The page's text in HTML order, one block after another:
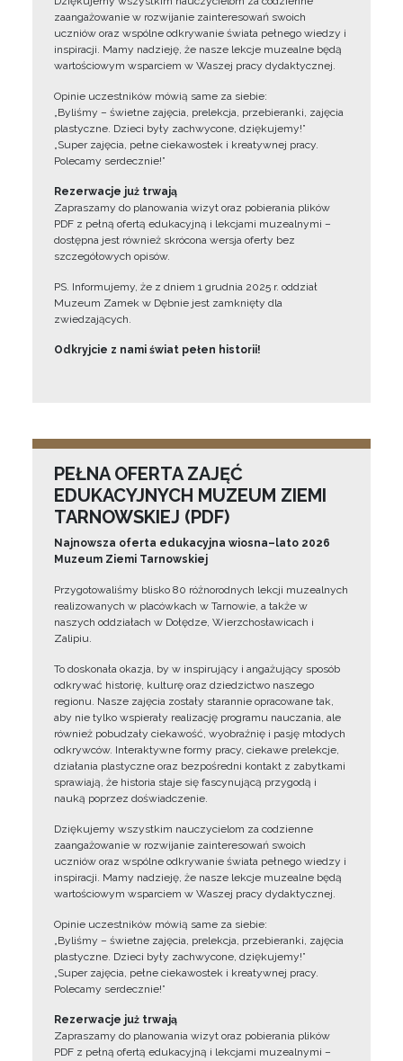
zaangażowanie w rozwijanie zainteresowań swoich
uczniów oraz wspólne odkrywanie świata pełnego wiedzy i
inspiracji. Mamy nadzieję, że nasze lekcje muzealne będą
wartościowym wsparciem w Waszej pracy dydaktycznej.
Opinie uczestników mówią same za siebie:
„Byliśmy – świetne zajęcia, prelekcja, przebieranki, zajęcia
plastyczne. Dzieci były zachwycone, dziękujemy!”
„Super zajęcia, pełne ciekawostek i kreatywnej pracy.
Polecamy serdecznie!”
Rezerwacje już trwają
Zapraszamy do planowania wizyt oraz pobierania plików
PDF z pełną ofertą edukacyjną i lekcjami muzealnymi –
dostępna jest również skrócona wersja oferty bez
szczegółowych opisów.
PS. Informujemy, że z dniem 1 grudnia 2025 r. oddział
Muzeum Zamek w Dębnie jest zamknięty dla
zwiedzających.
Odkryjcie z nami świat pełen historii!
PEŁNA OFERTA ZAJĘĆ
EDUKACYJNYCH MUZEUM ZIEMI
TARNOWSKIEJ (PDF)
Najnowsza oferta edukacyjna wiosna–lato 2026
Muzeum Ziemi Tarnowskiej
Przygotowaliśmy blisko 80 różnorodnych lekcji muzealnych
realizowanych w placówkach w Tarnowie, a także w
naszych oddziałach w Dołędze, Wierzchosławicach i
Zalipiu.
To doskonała okazja, by w inspirujący i angażujący sposób
odkrywać historię, kulturę oraz dziedzictwo naszego
regionu. Nasze zajęcia zostały starannie opracowane tak,
aby nie tylko wspierały realizację programu nauczania, ale
również pobudzały ciekawość, wyobraźnię i pasję młodych
odkrywców. Interaktywne formy pracy, ciekawe prelekcje,
działania plastyczne oraz bezpośredni kontakt z zabytkami
sprawiają, że historia staje się fascynującą przygodą i
nauką poprzez doświadczenie.
Dziękujemy wszystkim nauczycielom za codzienne
zaangażowanie w rozwijanie zainteresowań swoich
uczniów oraz wspólne odkrywanie świata pełnego wiedzy i
inspiracji. Mamy nadzieję, że nasze lekcje muzealne będą
wartościowym wsparciem w Waszej pracy dydaktycznej.
Opinie uczestników mówią same za siebie:
„Byliśmy – świetne zajęcia, prelekcja, przebieranki, zajęcia
plastyczne. Dzieci były zachwycone, dziękujemy!”
„Super zajęcia, pełne ciekawostek i kreatywnej pracy.
Polecamy serdecznie!”
Rezerwacje już trwają
Zapraszamy do planowania wizyt oraz pobierania plików
PDF z pełną ofertą edukacyjną i lekcjami muzealnymi –